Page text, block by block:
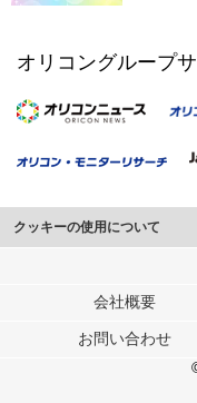
オリコングループ
クッキーの使用について
このサイトでは Cookie を使
行っています。
メディアや広告配信、データ
各パートナーは、この情報と
ユーザーが各パートナーのサ
会社概要
お問い合わせ